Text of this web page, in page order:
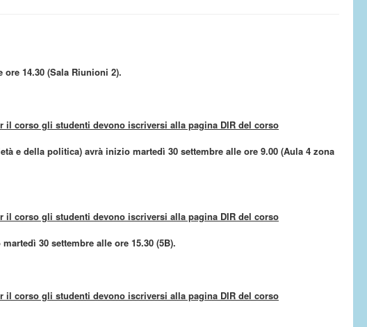
14.30 (Sala Riunioni 2).
corso gli studenti devono iscriversi alla pagina DIR del corso
e della politica) avrà inizio martedì 30 settembre alle ore 9.00 (Aula 4 zona
corso gli studenti devono iscriversi alla pagina DIR del corso
30 settembre alle ore 15.30 (5B).
corso gli studenti devono iscriversi alla pagina DIR del corso